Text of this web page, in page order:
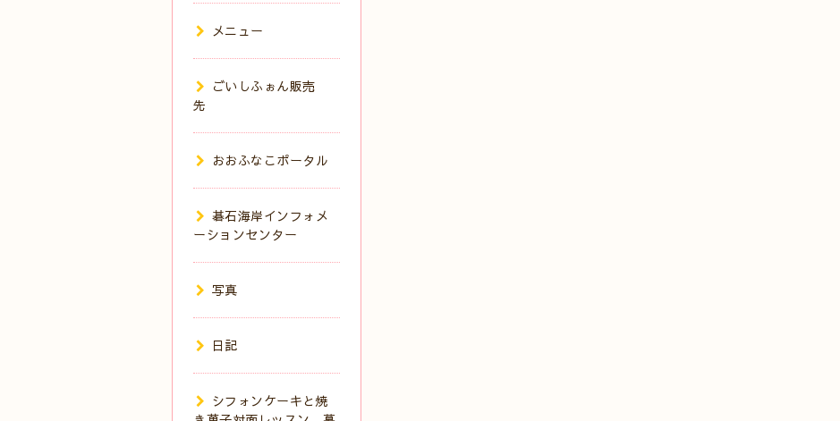
メニュー
ごいしふぉん販売
先
おおふなこポータル
碁石海岸インフォメ
ーションセンター
写真
日記
シフォンケーキと焼